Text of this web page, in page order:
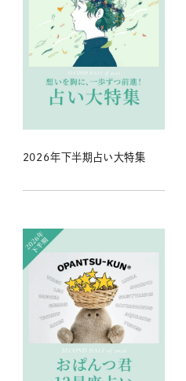
2026年下半期占い大特集